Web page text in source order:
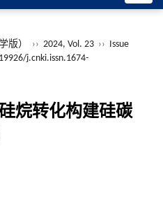
版） ›› 2024, Vol. 23 ›› Issue
j.cnki.issn.1674-
烷转化构建硅碳